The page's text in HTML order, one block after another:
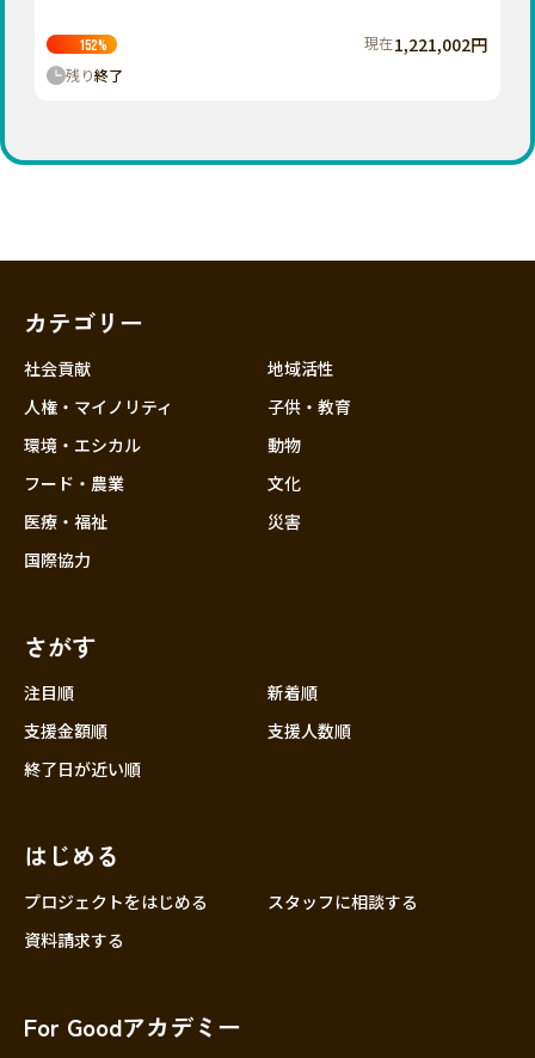
神奈川
石川
近畿
中国
152% 現在1,221,002円
残り終了
カテゴリー
社会貢献
人権・マイノリティ
環境・エシカル
フード・農業
医療・福祉
国際協力
地域活性
子供・教育
動物
文化
災害
さがす
注目順
新着順
支援金額順
支援人数順
終了日が近い順
はじめる
プロジェクトをはじめる
スタッフに相談する
資料請求する
For Goodアカデミー